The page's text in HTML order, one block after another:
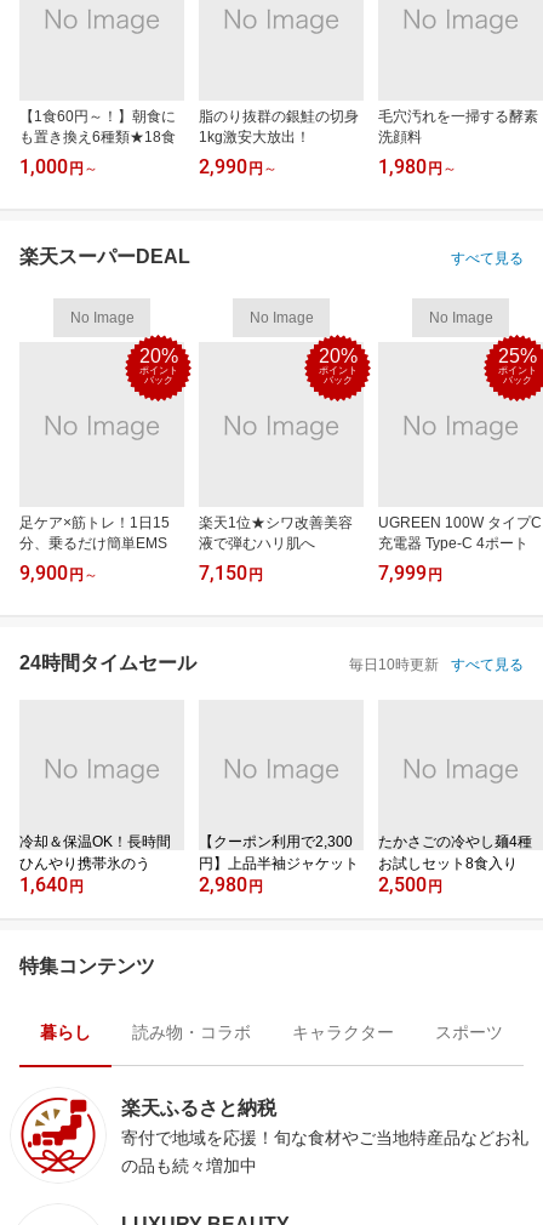
【1食60円～！】朝食に
も置き換え6種類★18食
1,000 円 ～
脂のり抜群の銀鮭の切身
1kg激安大放出！
2,990 円 ～
毛穴汚れを一掃する酵素
洗顔料
1,980 円 ～
楽天スーパーDEAL すべて見る
No Image
20%
ポイント
バック
足ケア×筋トレ！1日15
分、乗るだけ簡単EMS
9,900 円 ～
No Image
20%
ポイント
バック
楽天1位★シワ改善美容
液で弾むハリ肌へ
7,150 円
No Image
25%
ポイント
バック
UGREEN 100W タイプC
充電器 Type-C 4ポート
7,999 円
24時間タイムセール 毎日10時更新 すべて見る
冷却＆保温OK！長時間
ひんやり携帯氷のう
1,640 円
【クーポン利用で2,300
円】上品半袖ジャケット
2,980 円
たかさごの冷やし麺4種
お試しセット8食入り
2,500 円
特集コンテンツ
暮らし 読み物・コラボ キャラクター スポーツ
楽天ふるさと納税
寄付で地域を応援！旬な食材やご当地特産品などお礼
の品も続々増加中